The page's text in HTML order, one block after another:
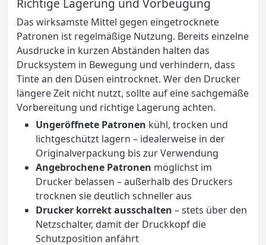
Richtige Lagerung und Vorbeugung
Das wirksamste Mittel gegen eingetrocknete
Patronen ist regelmäßige Nutzung. Bereits einzelne
Ausdrucke in kurzen Abständen halten das
Drucksystem in Bewegung und verhindern, dass
Tinte an den Düsen eintrocknet. Wer den Drucker
längere Zeit nicht nutzt, sollte auf eine sachgemäße
Vorbereitung und richtige Lagerung achten.
Ungeröffnete Patronen kühl, trocken und
lichtgeschützt lagern – idealerweise in der
Originalverpackung bis zur Verwendung
Angebrochene Patronen möglichst im
Drucker belassen – außerhalb des Druckers
trocknen sie deutlich schneller aus
Drucker korrekt ausschalten – stets über den
Netzschalter, damit der Druckkopf die
Schutzposition anfährt